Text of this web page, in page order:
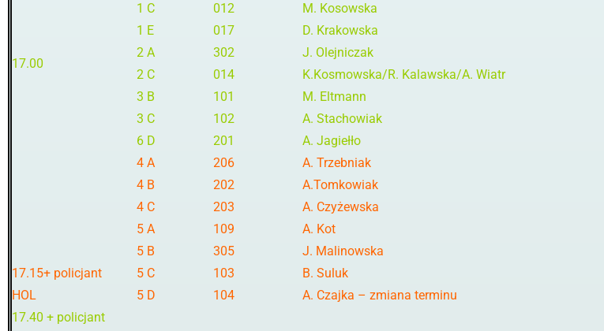
17.00
1 C
012
M. Kosowska
1 E
017
D. Krakowska
2 A
302
J. Olejniczak
2 C
014
K.Kosmowska/R. Kalawska/A. Wiatr
3 B
101
M. Eltmann
3 C
102
A. Stachowiak
6 D
201 A. Jagiełło
17.15+ policjant
HOL
17.40 + policjant
4 A 206
A. Trzebniak
4 B
202
A.Tomkowiak
4 C
203
A. Czyżewska
5 A
109
A. Kot
5 B
305
J. Malinowska
5 C
103
B. Suluk
5 D
104 A. Czajka – zmiana terminu